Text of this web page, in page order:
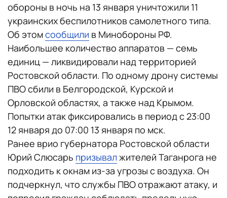
обороны в ночь на 13 января уничтожили 11
украинских беспилотников самолетного типа.
Об этомсообщили в Минобороны РФ.
Наибольшее количество аппаратов — семь
единиц — ликвидировали над территорией
Ростовской области. По одному дрону системы
ПВО сбили в Белгородской, Курской и
Орловской областях, а также над Крымом.
Попытки атак фиксировались в период с 23:00
12 января до 07:00 13 января по мск.
Ранее врио губернатора Ростовской области
Юрий Слюсарь призывалжителей Таганрога не
подходить к окнам из-за угрозы с воздуха. Он
подчеркнул, что службы ПВО отражают атаку, и